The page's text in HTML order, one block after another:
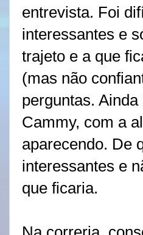
entrevista. Foi
interessantes e
trajeto e a que
(mas não
perguntas.
Cammy, com a
aparecendo. De
interessantes e
que ficaria.